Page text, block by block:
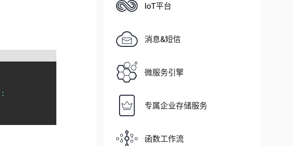
:
IoT平台
消息&短信
微服务引擎
专属企业存储服务
函数工作流